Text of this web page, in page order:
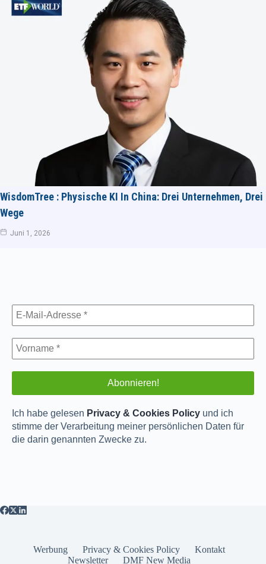
WisdomTree : Physische KI In China: Drei Unternehmen, Drei
Wege
Juni 1, 2026
Ich habe gelesen Privacy & Cookies Policy und ich
stimme der Verarbeitung meiner persönlichen Daten für
die darin genannten Zwecke zu.
Werbung Privacy & Cookies Policy
Kontakt
Newsletter
DMF New Media